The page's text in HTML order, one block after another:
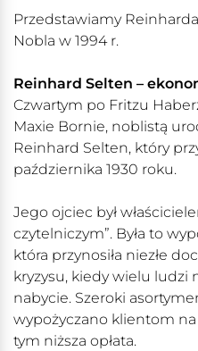
Przedstawiamy
Nobla w 1994 r.
Reinhard Selten –
Czwartym po Fritzu
Maxie Bornie, noblistą
Reinhard Selten, który
października 1930 roku.
Jego ojciec był
czytelniczym”. Była to
która przynosiła niezłe
kryzysu, kiedy wielu ludzi
nabycie. Szeroki
wypożyczano klientom
tym niższa opłata.